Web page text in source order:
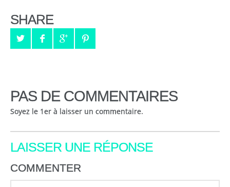
SHARE
PAS DE COMMENTAIRES
Soyez le 1er à laisser un commentaire.
LAISSER UNE RÉPONSE
COMMENTER